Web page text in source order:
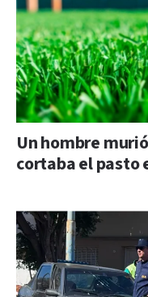
Un hombre
cortaba el pasto